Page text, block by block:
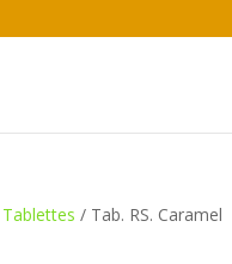
Tablettes / Tab. RS. Caramel